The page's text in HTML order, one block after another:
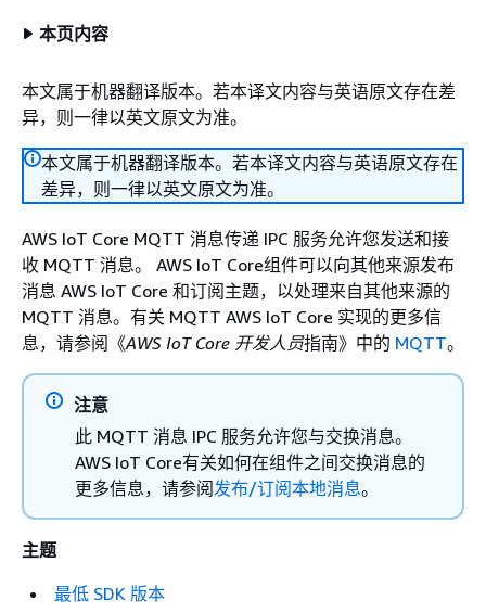
本页内容
本文属于机器翻译版本。若本译文内容与英语原文存在差
异，则一律以英文原文为准。
本文属于机器翻译版本。若本译文内容与英语原文存在
差异，则一律以英文原文为准。
AWS IoT Core MQTT 消息传递 IPC 服务允许您发送和接
收 MQTT 消息。 AWS IoT Core组件可以向其他来源发布
消息 AWS IoT Core 和订阅主题，以处理来自其他来源的
MQTT 消息。有关 MQTT AWS IoT Core 实现的更多信
息，请参阅《AWS IoT Core 开发人员指南》中的 MQTT。
注意
此 MQTT 消息 IPC 服务允许您与交换消息。
AWS IoT Core有关如何在组件之间交换消息的
更多信息，请参阅发布/订阅本地消息。
主题
最低 SDK 版本